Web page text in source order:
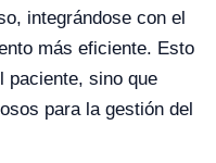
integrándose con el
más eficiente. Esto
paciente, sino que
para la gestión del